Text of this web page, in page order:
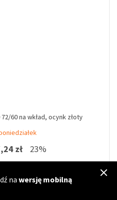
60 na wkład, ocynk złoty
zł 23%
nawersję mobilną